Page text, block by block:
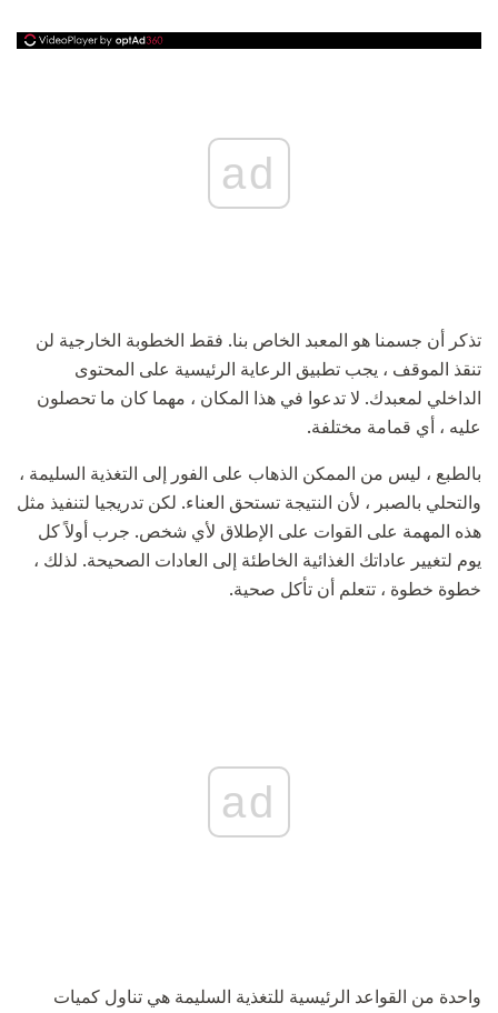
ad
تذكر أن جسمنا هو المعبد الخاص بنا. فقط الخطوبة الخارجية لن
تنقذ الموقف ، يجب تطبيق الرعاية الرئيسية على المحتوى
الداخلي لمعبدك. لا تدعوا في هذا المكان ، مهما كان ما تحصلون
عليه ، أي قمامة مختلفة.
بالطبع ، ليس من الممكن الذهاب على الفور إلى التغذية السليمة ،
والتحلي بالصبر ، لأن النتيجة تستحق العناء. لكن تدريجيا لتنفيذ مثل
هذه المهمة على القوات على الإطلاق لأي شخص. جرب أولاً كل
يوم لتغيير عاداتك الغذائية الخاطئة إلى العادات الصحيحة. لذلك ،
خطوة خطوة ، تتعلم أن تأكل صحية.
ad
واحدة من القواعد الرئيسية للتغذية السليمة هي تناول كميات